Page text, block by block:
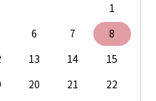
1
6 7
8
13 14
15
20 21
22